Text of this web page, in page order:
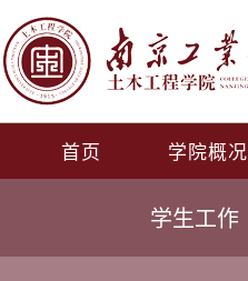
首页 学院概况
学生工作